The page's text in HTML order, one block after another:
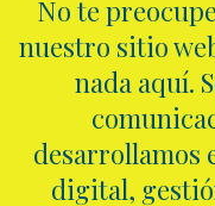
No te
nuestro sitio
nada aquí.
desarrollamos
digital,